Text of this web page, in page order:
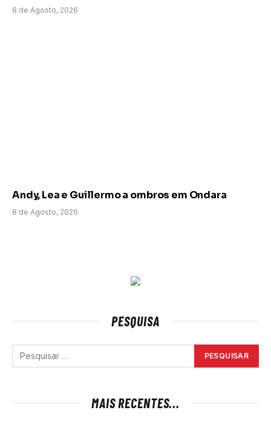
8 de Agosto, 2026
Andy, Lea e Guillermo a ombros em Ondara
8 de Agosto, 2026
PESQUISA
MAIS RECENTES...